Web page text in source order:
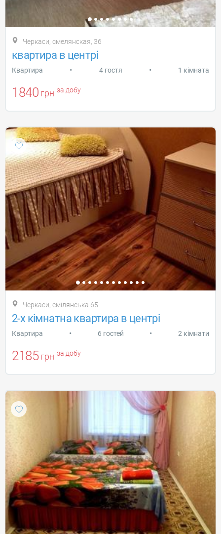
Черкаси, смелянская, 36
квартира в центрі
Квартира • 4 гостя • 1 кімната
1840 грн за добу
Черкаси, смілянська 65
2-х кімнатна квартира в центрі
Квартира • 6 гостей • 2 кімнати
2185 грн за добу